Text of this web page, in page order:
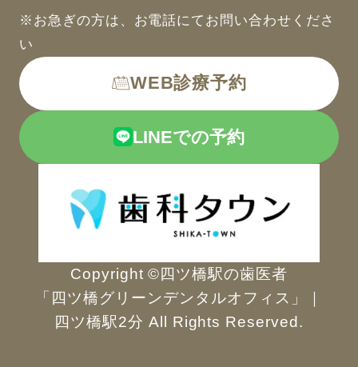
※お急ぎの方は、お電話にてお問い合わせくださ
い
WEB診療予約
LINEでの予約
Copyright ©四ツ橋駅の歯医者
「四ツ橋グリーンデンタルオフィス」｜
四ツ橋駅2分 All Rights Reserved.